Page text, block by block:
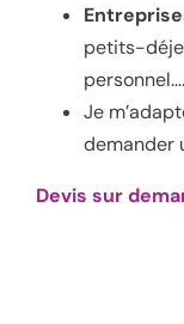
petits-
personnel….
Je
demander
Devis sur